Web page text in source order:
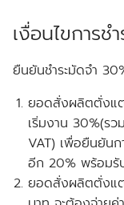
เงื่อนไขการชำ
ยืนยันชำระมัดจำ
ยอดสั่งผลิตตั่งแ
เริ่มงาน 30%(ร
VAT) เพื่อยืนยัน
อีก 20% พร้อมรั
ยอดสั่งผลิตตั่งแ